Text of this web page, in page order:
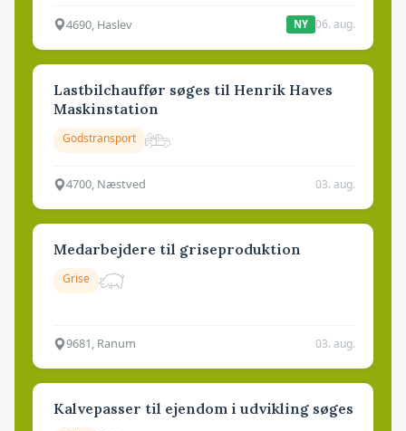
4690, Haslev NY 06. aug.
Lastbilchauffør søges til Henrik Haves
Maskinstation
Godstransport
4700, Næstved 03. aug.
Medarbejdere til griseproduktion
Grise
9681, Ranum 03. aug.
Kalvepasser til ejendom i udvikling søges